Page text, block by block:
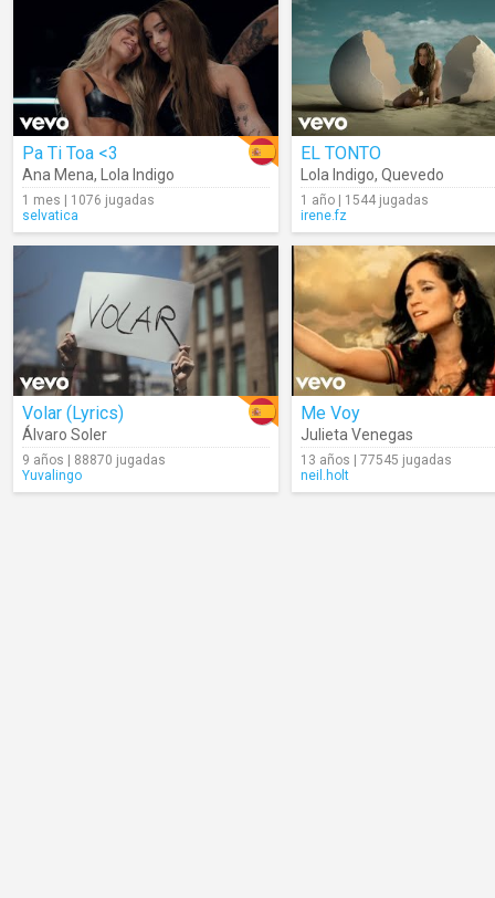
Pa Ti Toa <3
Ana Mena, Lola Indigo
1 mes | 1076 jugadas
selvatica
EL TONTO
Lola Indigo, Quevedo
1 año | 1544 jugadas
irene.fz
Volar (Lyrics)
Álvaro Soler
9 años | 88870 jugadas
Yuvalingo
Me Voy
Julieta Venegas
13 años | 77545 jugadas
neil.holt